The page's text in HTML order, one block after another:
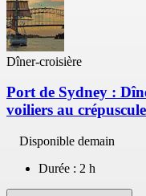
Dîner-croisière
Port de Sydney :
voiliers au crépuscule
Disponible demain
Durée : 2 h